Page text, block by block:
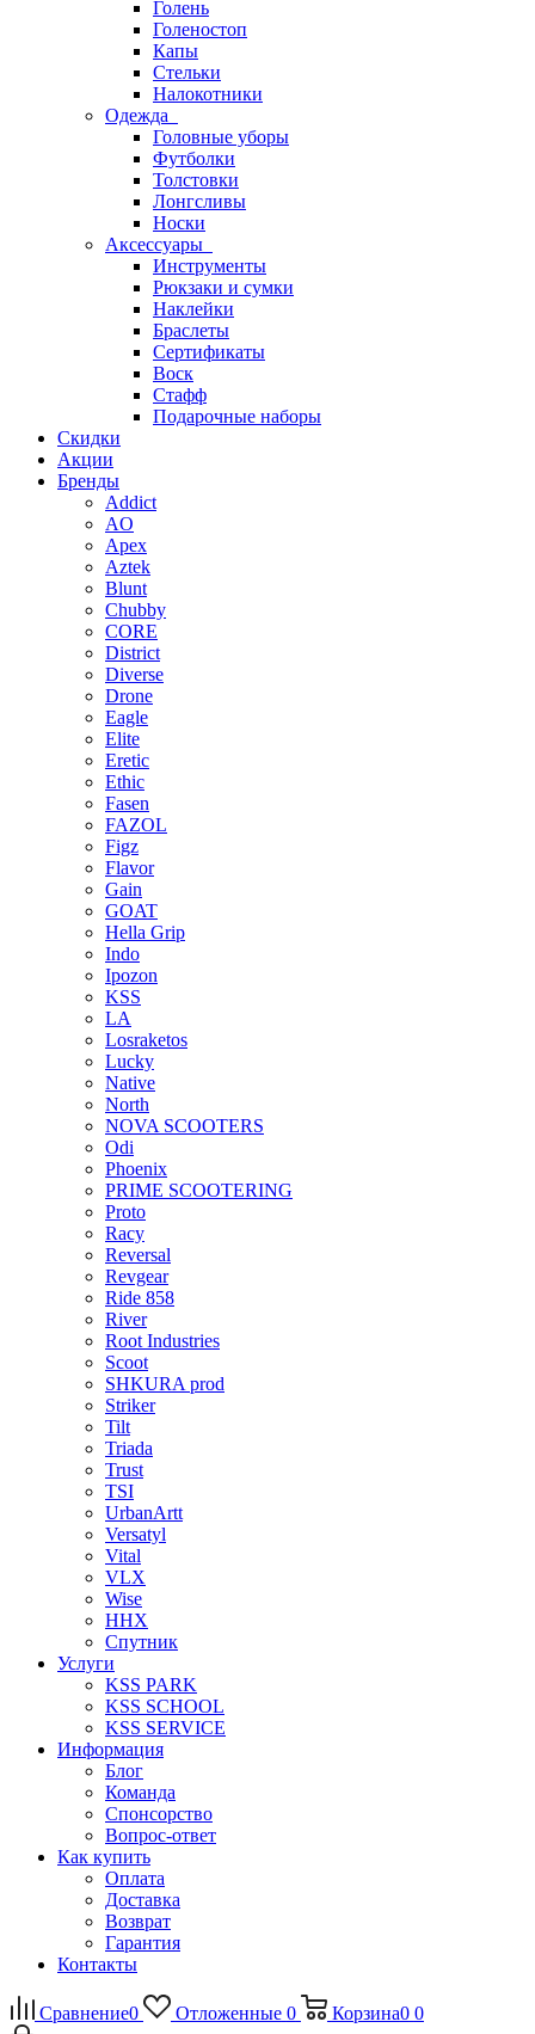
Голень
Голеностоп
Капы
Стельки
Налокотники
Одежда
Головные уборы
Футболки
Толстовки
Лонгсливы
Носки
Аксессуары
Инструменты
Рюкзаки и сумки
Наклейки
Браслеты
Сертификаты
Воск
Стафф
Подарочные наборы
Скидки
Акции
Бренды
Addict
AO
Apex
Aztek
Blunt
Chubby
CORE
District
Diverse
Drone
Eagle
Elite
Eretic
Ethic
Fasen
FAZOL
Figz
Flavor
Gain
GOAT
Hella Grip
Indo
Ipozon
KSS
LA
Losraketos
Lucky
Native
North
NOVA SCOOTERS
Odi
Phoenix
PRIME SCOOTERING
Proto
Racy
Reversal
Revgear
Ride 858
River
Root Industries
Scoot
SHKURA рrоd
Striker
Tilt
Triada
Trust
TSI
UrbanArtt
Versatyl
Vital
VLX
Wise
ННХ
Спутник
Услуги
KSS PARK
KSS SCHOOL
KSS SERVICE
Информация
Блог
Команда
Спонсорство
Вопрос-ответ
Как купить
Оплата
Доставка
Возврат
Гарантия
Контакты
Сравнение0 Отложенные 0 Корзина0 0